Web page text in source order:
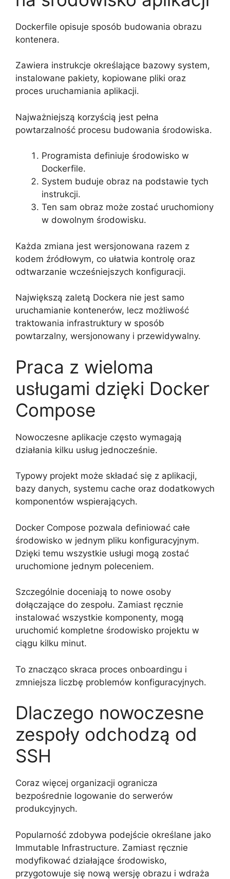
Dockerfile opisuje sposób budowania obrazu
kontenera.
Zawiera instrukcje określające bazowy system,
instalowane pakiety, kopiowane pliki oraz
proces uruchamiania aplikacji.
Najważniejszą korzyścią jest pełna
powtarzalność procesu budowania środowiska.
Programista definiuje środowisko w
Dockerfile.
System buduje obraz na podstawie tych
instrukcji.
Ten sam obraz może zostać uruchomiony
w dowolnym środowisku.
Każda zmiana jest wersjonowana razem z
kodem źródłowym, co ułatwia kontrolę oraz
odtwarzanie wcześniejszych konfiguracji.
Największą zaletą Dockera nie jest samo
uruchamianie kontenerów, lecz możliwość
traktowania infrastruktury w sposób
powtarzalny, wersjonowany i przewidywalny.
Praca z wieloma
usługami dzięki Docker
Compose
Nowoczesne aplikacje często wymagają
działania kilku usług jednocześnie.
Typowy projekt może składać się z aplikacji,
bazy danych, systemu cache oraz dodatkowych
komponentów wspierających.
Docker Compose pozwala definiować całe
środowisko w jednym pliku konfiguracyjnym.
Dzięki temu wszystkie usługi mogą zostać
uruchomione jednym poleceniem.
Szczególnie doceniają to nowe osoby
dołączające do zespołu. Zamiast ręcznie
instalować wszystkie komponenty, mogą
uruchomić kompletne środowisko projektu w
ciągu kilku minut.
To znacząco skraca proces onboardingu i
zmniejsza liczbę problemów konfiguracyjnych.
Dlaczego nowoczesne
zespoły odchodzą od
SSH
Coraz więcej organizacji ogranicza
bezpośrednie logowanie do serwerów
produkcyjnych.
Popularność zdobywa podejście określane jako
Immutable Infrastructure. Zamiast ręcznie
modyfikować działające środowisko,
przygotowuje się nową wersję obrazu i wdraża